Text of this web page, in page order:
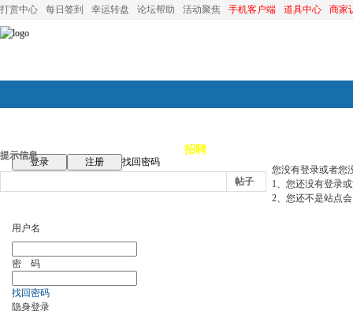
打赏中心 每日签到 幸运转盘 论坛帮助 活动聚焦 手机客户端 道具中心 商家
论坛首页 招聘
登录 注册
找回密码
帖子
提示信息
您没有登录或者您
1、您还没有登录
2、您还不是站点
用户名
密 码
找回密码
隐身登录